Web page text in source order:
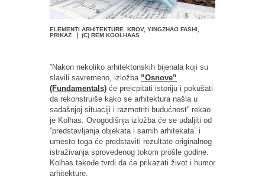
ELEMENTI ARHITEKTURE. KROV, YINGZHAO FASHI,
PRIKAZ ❘ (C) REM KOOLHAAS
”Nakon nekoliko arhitektonskih bijenala koji su
slavili savremeno, izložba ”Osnove”
(Fundamentals) će preicpitati istoriju i pokušati
da rekonstruiše kako se arhitektura našla u
sadašnjoj situaciji i razmotriti budućnost” rekao
je Kolhas. Ovogodišnja izložba će se udaljiti od
”predstavljanja objekata i samih arhitekata” i
umesto toga će predstaviti rezultate originalnog
istraživanja sprovedenog tokom prošle godine.
Kolhas takođe tvrdi da će prikazati život i humor
arhitekture.